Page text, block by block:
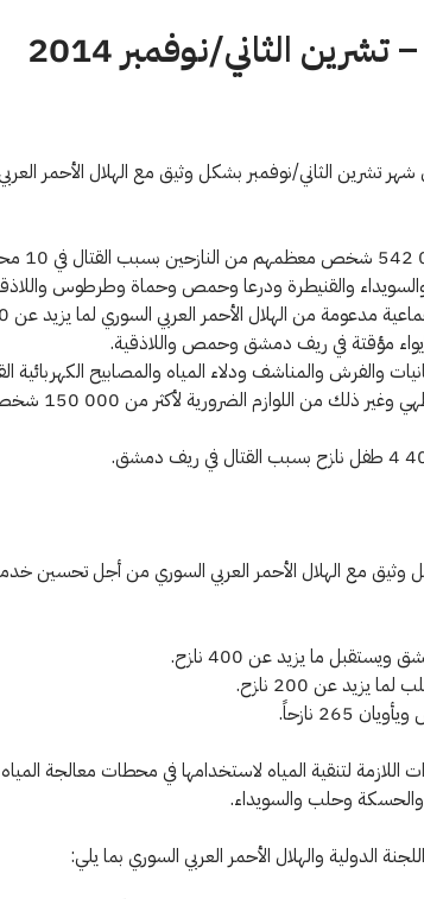
الثاني/نوفمبر 2014
شهر تشرين الثاني/نوفمبر بشكل وثيق مع الهلال الأحمر
• مواد غذائية
والقنيطرة ودرعا وحمص وحماة وطرطوس
مؤقتة في ريف دمشق وحمص واللاذقية.
والفرش والمناشف ودلاء المياه والمصابيح الكهربائية
الشحن والشموع وأواني الطهي وغير
وثيق مع الهلال الأحمر العربي السوري من أجل تحسين
ما يزيد عن 400 نازح.
يزيد عن 200 نازح.
265 نازحاً.
اللازمة لتنقية المياه لاستخدامها في محطات معالجة
والحسكة وحلب والسويداء.
الدولية والهلال الأحمر العربي السوري بما يلي: